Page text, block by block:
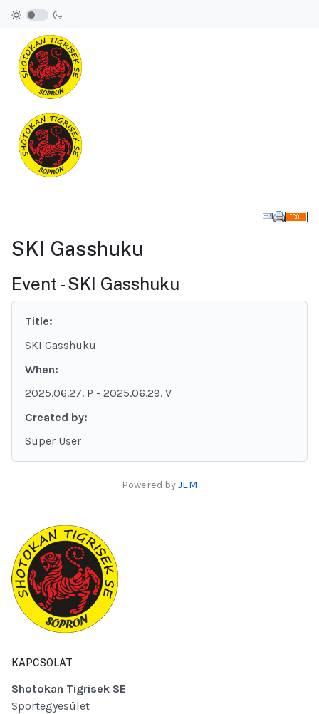
SKI Gasshuku
Event - SKI Gasshuku
Title:
SKI Gasshuku
When:
2025.06.27. P - 2025.06.29. V
Created by:
Super User
Powered byJEM
KAPCSOLAT
Shotokan Tigrisek SE
Sportegyesület